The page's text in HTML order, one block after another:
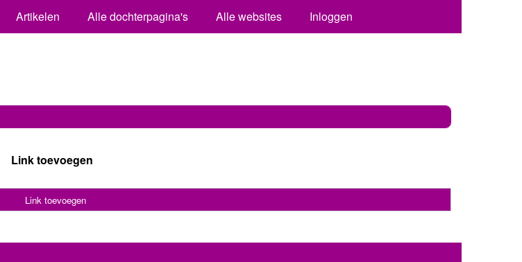
Artikelen Alle dochterpagina's Alle websites Inloggen
Link toevoegen
Link toevoegen